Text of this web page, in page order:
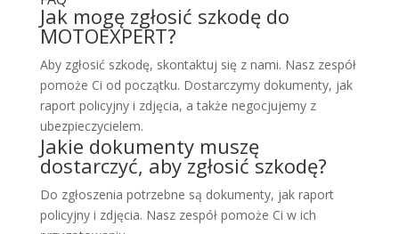
Jak mogę zgłosić szkodę do
MOTOEXPERT?
Aby zgłosić szkodę, skontaktuj się z nami. Nasz zespół
pomoże Ci od początku. Dostarczymy dokumenty, jak
raport policyjny i zdjęcia, a także negocjujemy z
ubezpieczycielem.
Jakie dokumenty muszę
dostarczyć, aby zgłosić szkodę?
Do zgłoszenia potrzebne są dokumenty, jak raport
policyjny i zdjęcia. Nasz zespół pomoże Ci w ich